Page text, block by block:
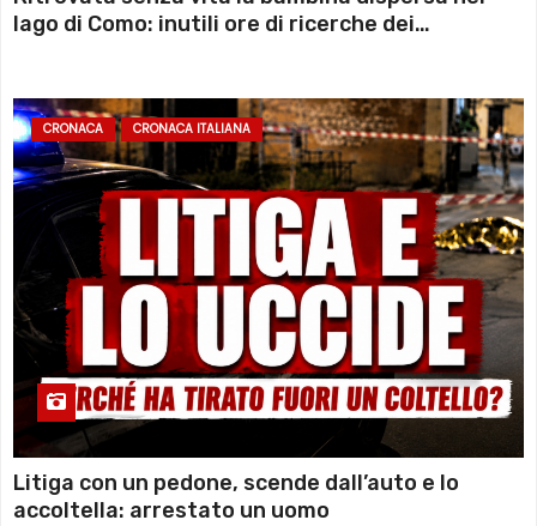
lago di Como: inutili ore di ricerche dei
CRONACA CRONACA ITALIANA
Litiga con un pedone, scende dall’auto e lo
accoltella: arrestato un uomo